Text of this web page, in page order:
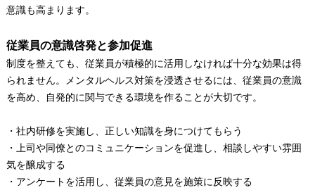
意識も高まります。
従業員の意識啓発と参加促進
制度を整えても、従業員が積極的に活用しなければ十分な効果は得
られません。メンタルヘルス対策を浸透させるには、従業員の意識
を高め、自発的に関与できる環境を作ることが大切です。
・社内研修を実施し、正しい知識を身につけてもらう
・上司や同僚とのコミュニケーションを促進し、相談しやすい雰囲
気を醸成する
・アンケートを活用し、従業員の意見を施策に反映する